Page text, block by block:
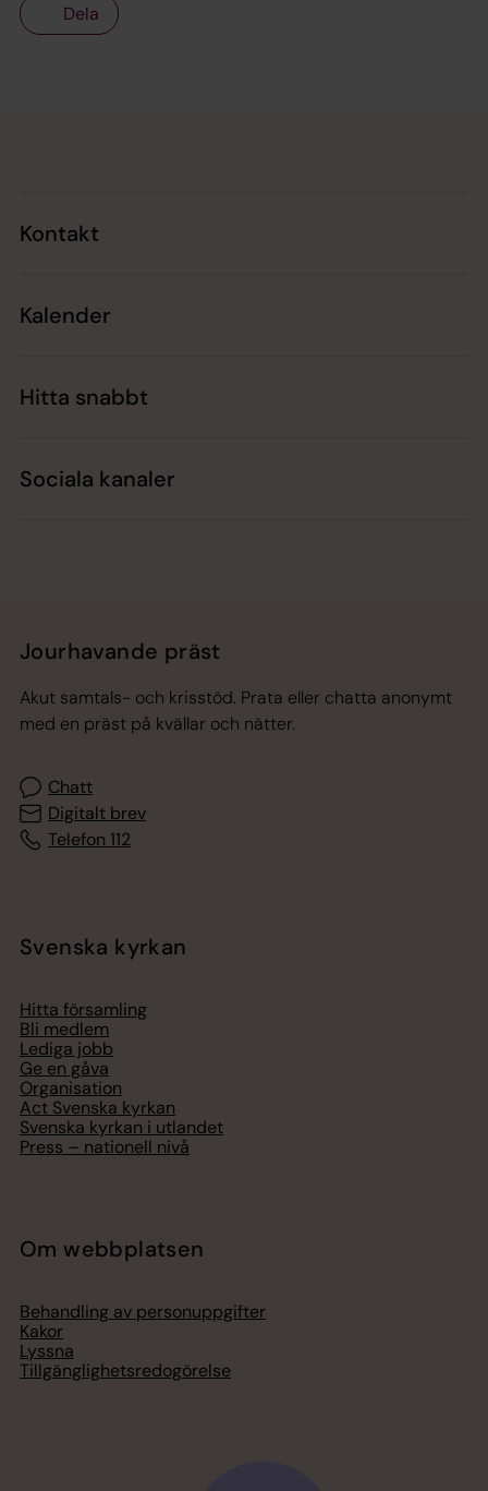
Dela
Kontakt
Kalender
Hitta snabbt
Sociala kanaler
Jourhavande präst
Akut samtals- och krisstöd. Prata eller chatta anonymt
med en präst på kvällar och nätter.
Chatt
Digitalt brev
Telefon 112
Svenska kyrkan
Hitta församling
Bli medlem
Lediga jobb
Ge en gåva
Organisation
Act Svenska kyrkan
Svenska kyrkan i utlandet
Press – nationell nivå
Om webbplatsen
Behandling av personuppgifter
Kakor
Lyssna
Tillgänglighetsredogörelse